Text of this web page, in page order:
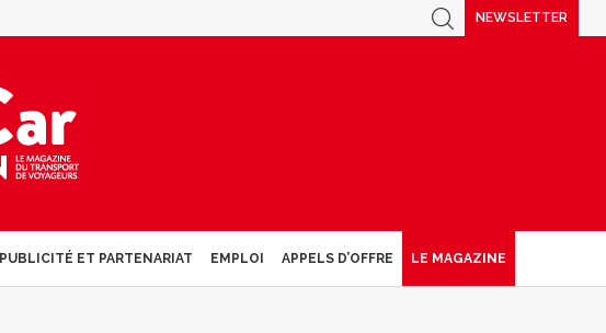
NEWSLETTER
PUBLICITÉ ET PARTENARIAT EMPLOI APPELS D’OFFRE LE MAGAZINE